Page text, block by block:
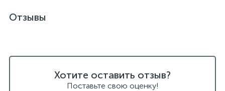
Отзывы
Хотите оставить отзыв?
Поставьте свою оценку!